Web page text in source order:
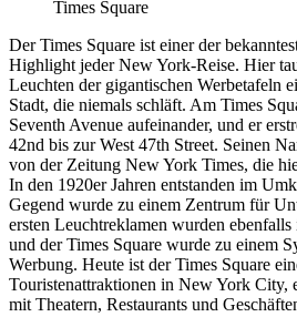
Times Square
Der Times Square ist einer der
Highlight jeder New York-Reise. Hier
Leuchten der gigantischen Werbetafeln
Stadt, die niemals schläft. Am Times
Seventh Avenue aufeinander, und er
42nd bis zur West 47th Street. Seinen
von der Zeitung New York Times, die
In den 1920er Jahren entstanden im
Gegend wurde zu einem Zentrum für
ersten Leuchtreklamen wurden
und der Times Square wurde zu einem
Werbung. Heute ist der Times Square
Touristenattraktionen in New York City,
mit Theatern, Restaurants und